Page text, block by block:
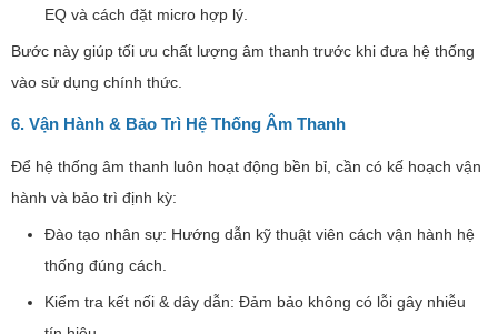
EQ và cách đặt micro hợp lý.
Bước này giúp tối ưu chất lượng âm thanh trước khi đưa hệ thống
vào sử dụng chính thức.
6. Vận Hành & Bảo Trì Hệ Thống Âm Thanh
Để hệ thống âm thanh luôn hoạt động bền bỉ, cần có kế hoạch vận
hành và bảo trì định kỳ:
Đào tạo nhân sự: Hướng dẫn kỹ thuật viên cách vận hành hệ
thống đúng cách.
Kiểm tra kết nối & dây dẫn: Đảm bảo không có lỗi gây nhiễu